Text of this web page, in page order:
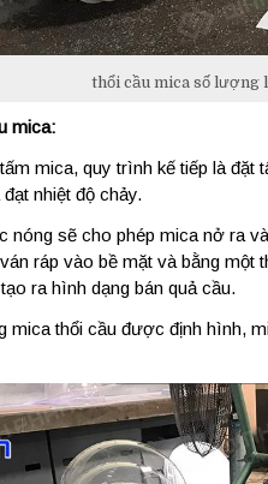
thổi cầu mica số lượng
mica:
mica, quy trình kế tiếp là
nhiệt độ chảy.
nóng sẽ cho phép mica nở ra
ráp vào bề mặt và bằng một
ra hình dạng bán quả cầu.
mica thổi cầu được định hình,